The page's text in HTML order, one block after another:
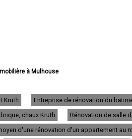
à Mulhouse
à Illzach
à Wittenheim
à Kingersheim
à Rixheim
à Riedisheim
Kruth
Entreprise de rénovation du
chaux Kruth
Rénovation de salle
d'une rénovation d'un appartement au